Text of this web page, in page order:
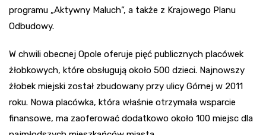
programu „Aktywny Maluch”, a także z Krajowego Planu
Odbudowy.
W chwili obecnej Opole oferuje pięć publicznych placówek
żłobkowych, które obsługują około 500 dzieci. Najnowszy
żłobek miejski został zbudowany przy ulicy Górnej w 2011
roku. Nowa placówka, która właśnie otrzymała wsparcie
finansowe, ma zaoferować dodatkowo około 100 miejsc dla